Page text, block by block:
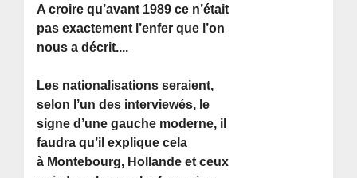
A croire qu’avant 1989 ce n’était
pas exactement l’enfer que l’on
nous a décrit....
Les nationalisations seraient,
selon l’un des interviewés, le
signe d’une gauche moderne, il
faudra qu’il explique cela
à Montebourg, Hollande et ceux